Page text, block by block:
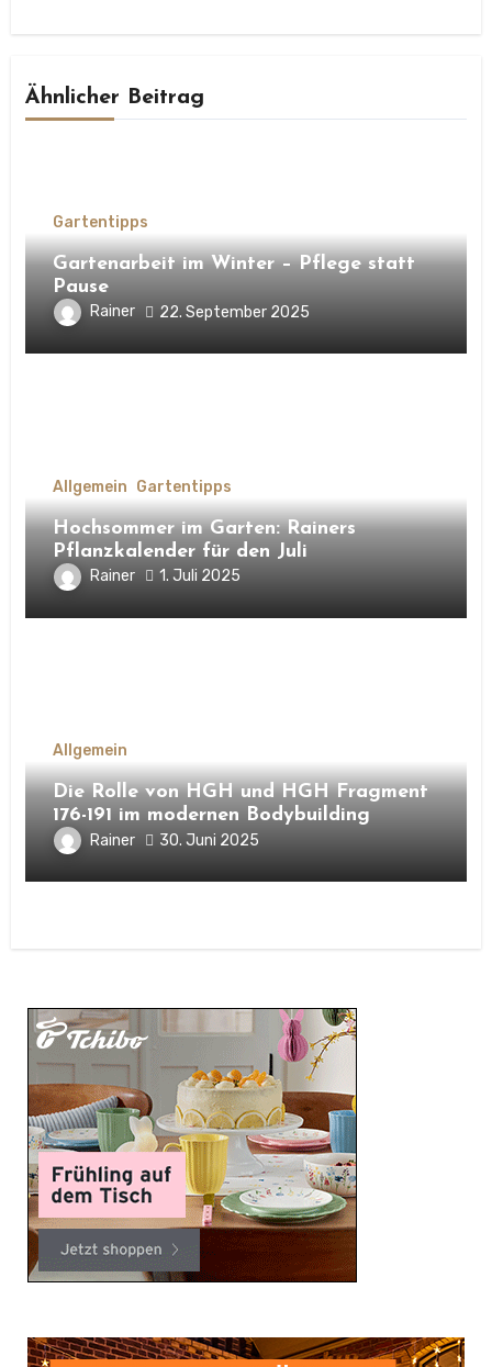
Ähnlicher Beitrag
Gartentipps
Gartenarbeit im Winter – Pflege statt
Pause
Rainer 22. September 2025
Allgemein Gartentipps
Hochsommer im Garten: Rainers
Pflanzkalender für den Juli
Rainer 1. Juli 2025
Allgemein
Die Rolle von HGH und HGH Fragment
176-191 im modernen Bodybuilding
Rainer 30. Juni 2025